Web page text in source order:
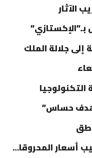
الآثار
إلى جلالة الملك
التكنولوجيا
حساس”
المحروقات؟